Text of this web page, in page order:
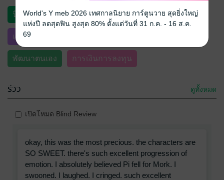
นิยายรัก โรมานซ์ รักจีนโบราณ ไลท์โนเวล
แฟนตาซี
พัฒนาตนเอง การเงินการลงทุน
รีวิว ดูทั้งหมด
เปิดโหมด Blind Review
okay, this was the most precious. the characters are
SO SWEET. there's such excellent progression of
emotion. I absolutely believed Pi fell for Mork. I
swooned. I laughed. I cringed. such excellent
World's Y meb 2026 เทศกาลนิยาย การ์ตูนวาย สุดยิ่งใหญ่
แห่งปี ลดสุดฟิน สูงสุด 80% ตั้งแต่วันที่ 31 ก.ค. - 16 ส.ค.
69